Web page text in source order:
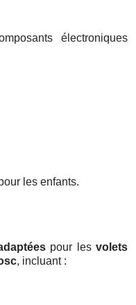
électroniques
les enfants.
pour lesvolets
, incluant :